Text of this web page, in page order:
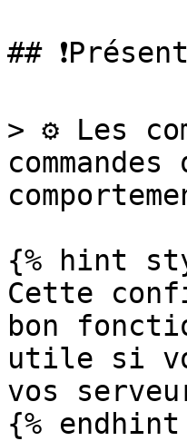
##
> ⚙️ Les
{% hint
Cette
bon
utile si
vos
{% endhint